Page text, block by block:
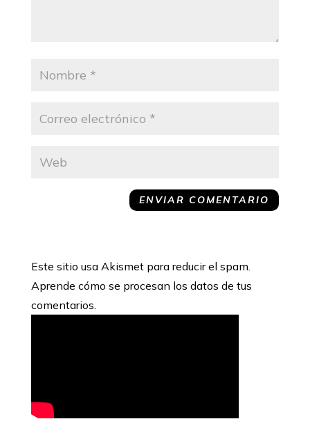
Este sitio usa Akismet para reducir el spam.
Aprende cómo se procesan los datos de tus
comentarios.